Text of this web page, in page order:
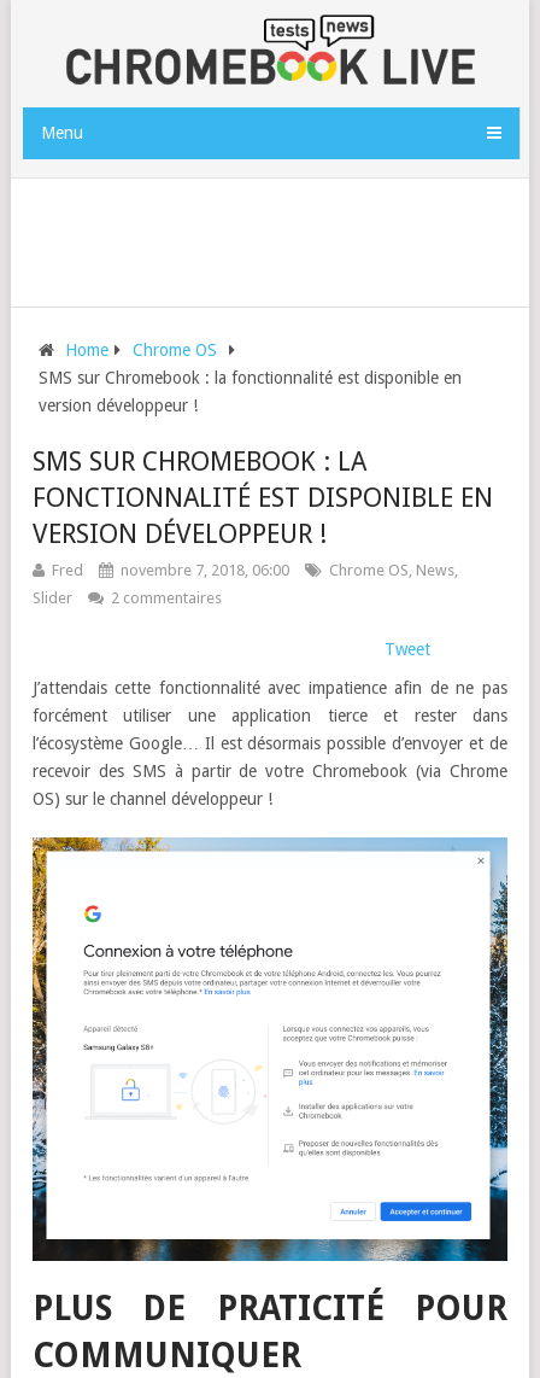
Menu
Home
Chrome OS
SMS sur Chromebook : la fonctionnalité est disponible en
version développeur !
SMS SUR CHROMEBOOK : LA
FONCTIONNALITÉ EST DISPONIBLE EN
VERSION DÉVELOPPEUR !
Fred novembre 7, 2018, 06:00 Chrome OS, News,
Slider
2 commentaires
Tweet
J’attendais cette fonctionnalité avec impatience afin de ne pas
forcément utiliser une application tierce et rester dans
l’écosystème Google… Il est désormais possible d’envoyer et de
recevoir des SMS à partir de votre Chromebook (via Chrome
OS) sur le channel développeur !
PLUS DE PRATICITÉ POUR
COMMUNIQUER